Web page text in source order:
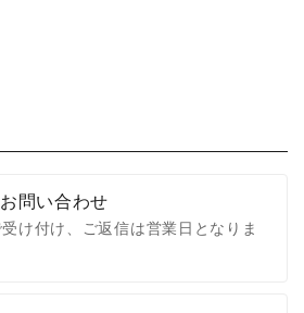
問い合わせ
け付け、ご返信は営業日となりま